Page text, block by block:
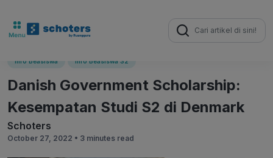
Search
for:
Info Beasiswa Info Beasiswa S2
Danish Government Scholarship:
Kesempatan Studi S2 di Denmark
Schoters
October 27, 2022 • 3 minutes read